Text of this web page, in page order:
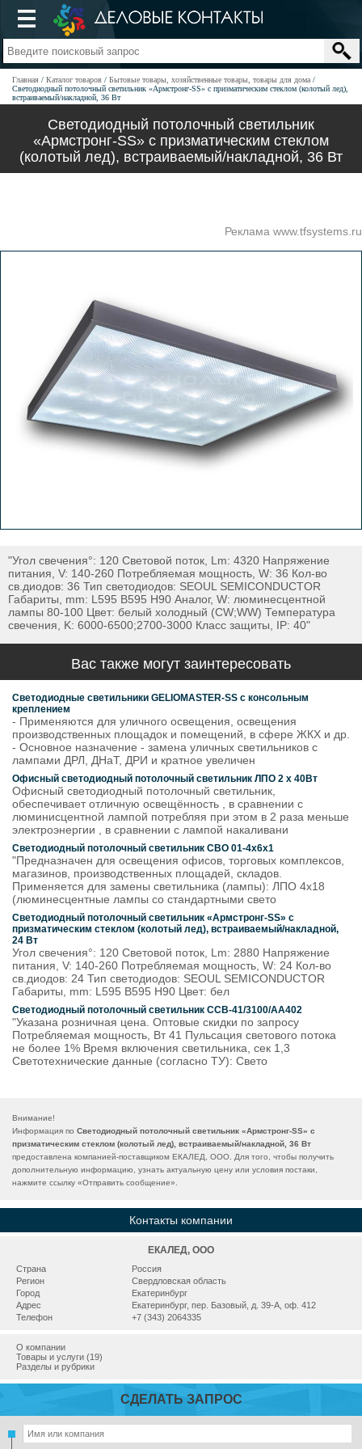
Главная Каталог товаров
Бытовые товары, хозяйственные товары, товары для дома
Светодиодный потолочный светильник «Армстронг-SS» с призматическим стеклом (колотый лед),
встраиваемый/накладной, 36 Вт
Светодиодный потолочный светильник
«Армстронг-SS» с призматическим стеклом
(колотый лед), встраиваемый/накладной, 36 Вт
Реклама www.tfsystems.ru
"Угол свечения°: 120 Световой поток, Lm: 4320 Напряжение
питания, V: 140-260 Потребляемая мощность, W: 36 Кол-во
св.диодов: 36 Тип светодиодов: SEOUL SEMICONDUCTOR
Габариты, mm: L595 B595 H90 Аналог, W: люминесцентной
лампы 80-100 Цвет: белый холодный (CW;WW) Температура
свечения, K: 6000-6500;2700-3000 Класс защиты, IP: 40"
Вас также могут заинтересовать
Светодиодные светильники GELIOMASTER-SS с консольным
креплением
- Применяются для уличного освещения, освещения
производственных площадок и помещений, в сфере ЖКХ и др.
- Основное назначение - замена уличных светильников с
лампами ДРЛ, ДНаТ, ДРИ и кратное увеличен
Офисный светодиодный потолочный светильник ЛПО 2 x 40Вт
Офисный светодиодный потолочный светильник,
обеспечивает отличную освещённость , в сравнении с
люминисцентной лампой потребляя при этом в 2 раза меньше
электроэнергии , в сравнении с лампой накаливани
Светодиодный потолочный светильник СВО 01-4х6х1
"Предназначен для освещения офисов, торговых комплексов,
магазинов, производственных площадей, складов.
Применяется для замены светильника (лампы): ЛПО 4х18
(люминесцентные лампы со стандартными свето
Светодиодный потолочный светильник «Армстронг-SS» с
призматическим стеклом (колотый лед), встраиваемый/накладной,
24 Вт
Угол свечения°: 120 Световой поток, Lm: 2880 Напряжение
питания, V: 140-260 Потребляемая мощность, W: 24 Кол-во
св.диодов: 24 Тип светодиодов: SEOUL SEMICONDUCTOR
Габариты, mm: L595 B595 H90 Цвет: бел
Светодиодный потолочный светильник ССВ-41/3100/AA402
"Указана розничная цена. Оптовые скидки по запросу
Потребляемая мощность, Вт 41 Пульсация светового потока
не более 1% Время включения светильника, сек 1,3
Светотехнические данные (согласно ТУ): Свето
Внимание!
Информация по Светодиодный потолочный светильник «Армстронг-SS» с
призматическим стеклом (колотый лед), встраиваемый/накладной, 36 Вт
предоставлена компанией-поставщиком ЕКАЛЕД, ООО. Для того, чтобы получить
дополнительную информацию, узнать актуальную цену или условия постаки,
нажмите ссылку «Отправить сообщение».
Контакты компании
ЕКАЛЕД, ООО
Страна
Россия
Регион
Свердловская область
Город
Екатеринбург
Адрес
Екатеринбург, пер. Базовый, д. 39-А, оф. 412
Телефон
+7 (343) 2064335
О компании
Товары и услуги (19)
Разделы и рубрики
СДЕЛАТЬ ЗАПРОС